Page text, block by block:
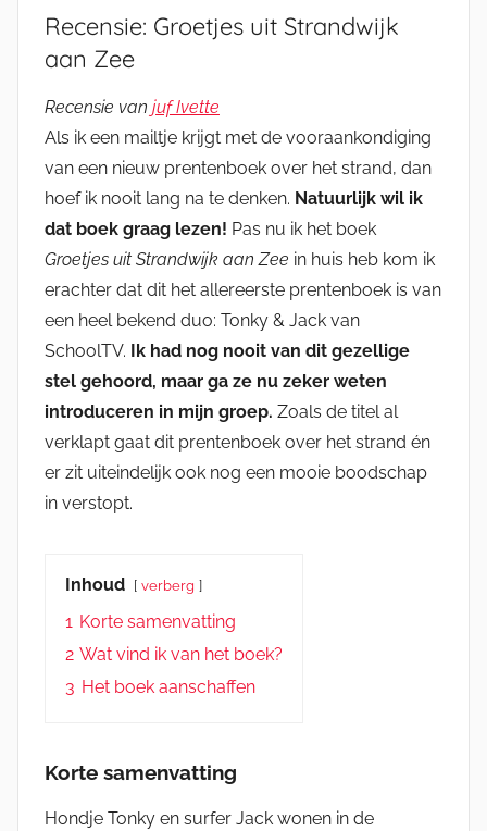
Recensie: Groetjes uit Strandwijk
aan Zee
Recensie van juf Ivette
Als ik een mailtje krijgt met de vooraankondiging
van een nieuw prentenboek over het strand, dan
hoef ik nooit lang na te denken. Natuurlijk wil ik
dat boek graag lezen! Pas nu ik het boek
Groetjes uit Strandwijk aan Zee in huis heb kom ik
erachter dat dit het allereerste prentenboek is van
een heel bekend duo: Tonky & Jack van
SchoolTV.
Ik had nog nooit van dit gezellige
stel gehoord, maar ga ze nu zeker weten
introduceren in mijn groep. Zoals de titel al
verklapt gaat dit prentenboek over het strand én
er zit uiteindelijk ook nog een mooie boodschap
in verstopt.
Inhoud verberg
1 Korte samenvatting
2 Wat vind ik van het boek?
3 Het boek aanschaffen
Korte samenvatting
Hondje Tonky en surfer Jack wonen in de